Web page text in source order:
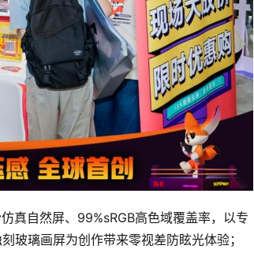
自然屏、99%sRGB高色域覆盖率，以专
玻璃画屏为创作带来零视差防眩光体验；